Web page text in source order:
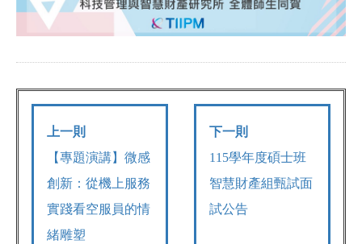
上一則
【專題演講】微感
創新：從機上服務
實踐看空服員的情
緒雕塑
下一則
115學年度碩士班
智慧財產組甄試面
試公告